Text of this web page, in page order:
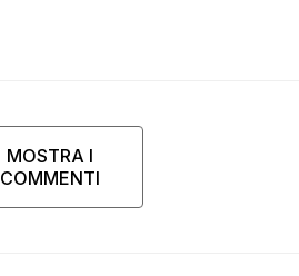
MOSTRA I
COMMENTI